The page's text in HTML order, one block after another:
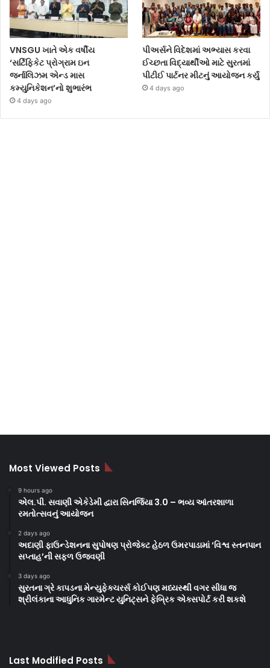
VNSGU ખાતે એક વર્ષીય
‘સર્ટિફિકેટ પ્રોગ્રામ ઇન
જર્નાલિઝમ એન્ડ માસ
કમ્યુનિકેશન’નો શુભારંભ
4 days ago
પીઅર્સને વિદેશમાં અભ્યાસ કરવા
ઈચ્છતા વિદ્યાર્થીઓ માટે સુરતમાં
પીટીઈ પાર્ટનર મીટનું આયોજન કર્યું
4 days ago
Most Viewed Posts
9 hours ago
એલ.પી. સવાણી એકેડેમી દ્વારા સિનર્જિયા 3.0 – ભવ્ય આંતરશાળા
રમતોત્સવનું આયોજન
2 days ago
અદાણી ફાઉન્ડેશનના સુપોષણ પ્રોજેક્ટ હેઠળ ઉમરપાડામાં ‘વિશ્વ સ્તનપાન
સપ્તાહ’ની સફળ ઉજવણી
3 days ago
સુરતના ગ્રે કાપડના મેન્યુફેક્ચરર્સ કોઈપણ મધ્યસ્થી વગર સીધા જ
શ્રીલંકાના આધુનિક ગારમેન્ટ યુનિટ્સને ફેબ્રિક એક્સપોર્ટ કરી શકશે
Last Modified Posts